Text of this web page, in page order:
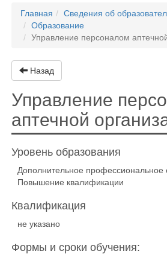
Главная
Сведения об
Образование
Управление персоналом
Назад
Управление
аптечной
Уровень образования
Дополнительное профессиональное
Повышение квалификации
Квалификация
не указано
Формы и сроки обучения: